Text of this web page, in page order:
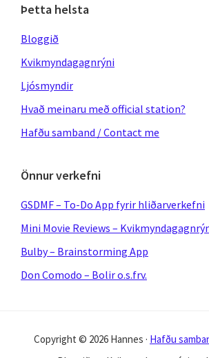
Þetta helsta
Bloggið
Kvikmyndagagnrýni
Ljósmyndir
Hvað meinaru með official station?
Hafðu samband / Contact me
Önnur verkefni
GSDMF – To-Do App fyrir hliðarverkefni
Mini Movie Reviews –
Bulby – Brainstorming App
Don Comodo – Bolir o.s.frv.
Copyright © 2026 Hannes · Hafðu